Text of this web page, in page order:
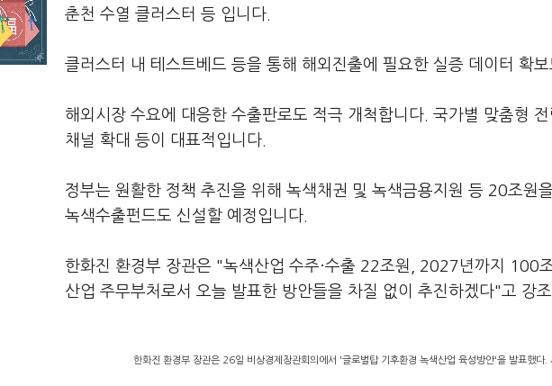
춘천 수열 클러스터 등 입니다.
클러스터 내 테스트베드 등을 통해 해외진출에 필요한 실증 데이터 확보
해외시장 수요에 대응한 수출판로도 적극 개척합니다. 국가별 맞춤형
채널 확대 등이 대표적입니다.
정부는 원활한 정책 추진을 위해 녹색채권 및 녹색금용지원 등 20조원
녹색수출펀드도 신설할 예정입니다.
한화진 환경부 장관은 "녹색산업 수주·수출 22조원, 2027년까지 100
산업 주무부처로서 오늘 발표한 방안들을 차질 없이 추진하겠다"고 강조
한화진 환경부 장관은 26일 비상경제장관회의에서 '글로벌탑 기후환경 녹색산업 육성방안'을 발표했다